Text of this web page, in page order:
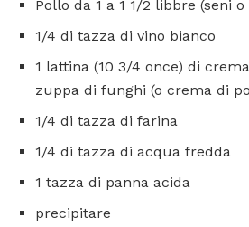
Pollo da 1 a 1 1/2 libbre (seni
1/4 di tazza di vino bianco
1 lattina (10 3/4 once) di
zuppa di funghi (o crema di
1/4 di tazza di farina
1/4 di tazza di acqua fredda
1 tazza di panna acida
precipitare